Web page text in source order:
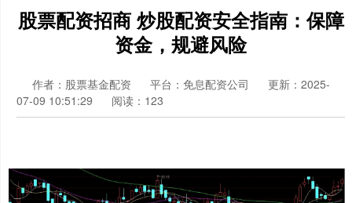
股票配资招商 炒股配资安全指南：保障
资金，规避风险
作者：股票基金配资 平台：免息配资公司
更新：2025-
07-09 10:51:29
阅读：123